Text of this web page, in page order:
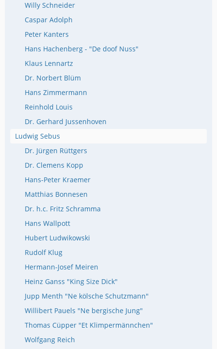
Willy Schneider
Caspar Adolph
Peter Kanters
Hans Hachenberg - "De doof Nuss"
Klaus Lennartz
Dr. Norbert Blüm
Hans Zimmermann
Reinhold Louis
Dr. Gerhard Jussenhoven
Ludwig Sebus
Dr. Jürgen Rüttgers
Dr. Clemens Kopp
Hans-Peter Kraemer
Matthias Bonnesen
Dr. h.c. Fritz Schramma
Hans Wallpott
Hubert Ludwikowski
Rudolf Klug
Hermann-Josef Meiren
Heinz Ganss "King Size Dick"
Jupp Menth "Ne kölsche Schutzmann"
Willibert Pauels "Ne bergische Jung"
Thomas Cüpper "Et Klimpermännchen"
Wolfgang Reich